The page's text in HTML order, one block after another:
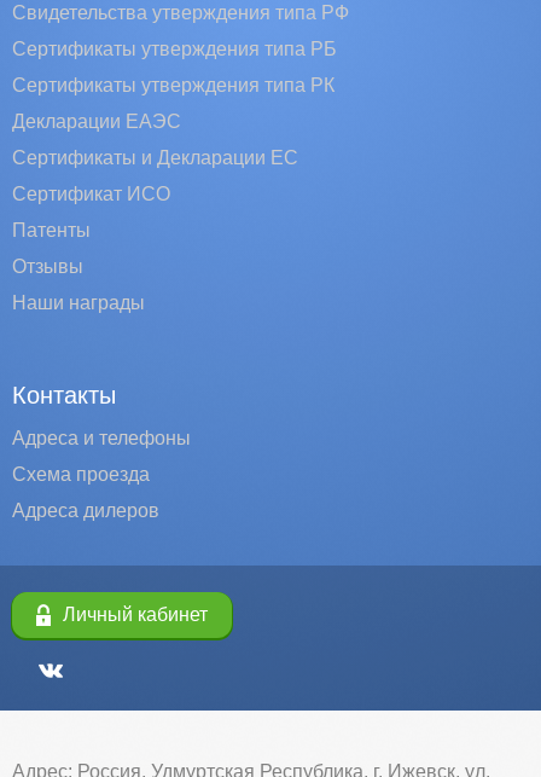
Свидетельства утверждения типа РФ
Сертификаты утверждения типа РБ
Сертификаты утверждения типа РК
Декларации ЕАЭС
Сертификаты и Декларации EC
Сертификат ИСО
Патенты
Отзывы
Наши награды
Контакты
Адреса и телефоны
Схема проезда
Адреса дилеров
Личный кабинет
Адрес: Россия, Удмуртская Республика, г. Ижевск, ул.